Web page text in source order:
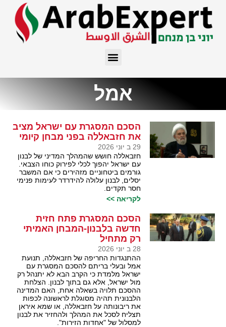
אמל
הסכם המסגרת עם ישראל מציב
את חזבאללה בפני מבחן קיומי
29 ב יוני 2026
חזבאללה חושש שהמהלך המדיני של לבנון
עם ישראל יהפוך לכלי לפירוק כוחו הצבאי.
גורמים ביטחוניים מזהירים כי אם המשבר
יסלים, לבנון עלולה להידרדר לעימות פנימי
חסר תקדים.
לקריאה >>
הסכם המסגרת פתח חזית
חדשה בלבנון-המבחן האמיתי
רק מתחיל
28 ב יוני 2026
ההתנגדות החריפה של חזבאללה, תנועת
אמל ובעלי בריתם להסכם המסגרת עם
ישראל מלמדת כי הקרב הבא לא יתנהל רק
מול ישראל, אלא גם בתוך לבנון. הצלחת
ההסכם תלויה בשאלה אחת, האם המדינה
הלבנונית תהיה מסוגלת לראשונה לכפות
את ריבונותה על חזבאללה, או שמא איראן
תצליח לסכל את המהלך ולהחזיר את לבנון
למסלול של "אחדות הזירות".